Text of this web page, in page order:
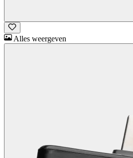
Alles weergeven